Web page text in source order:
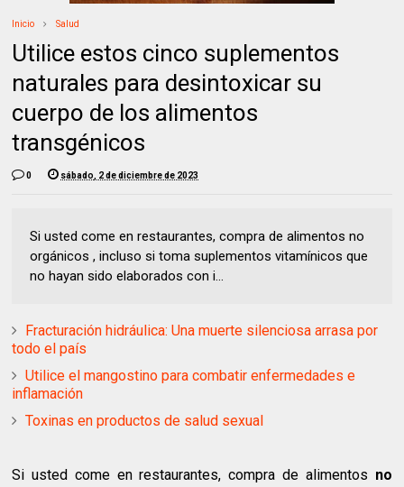
Inicio Salud
Utilice estos cinco suplementos
naturales para desintoxicar su
cuerpo de los alimentos
transgénicos
0 sábado, 2 de diciembre de 2023
Si usted come en restaurantes, compra de alimentos no
orgánicos , incluso si toma suplementos vitamínicos que
no hayan sido elaborados con i...
Fracturación hidráulica: Una muerte silenciosa arrasa por
todo el país
Utilice el mangostino para combatir enfermedades e
inflamación
Toxinas en productos de salud sexual
Si usted come en restaurantes, compra de alimentos no